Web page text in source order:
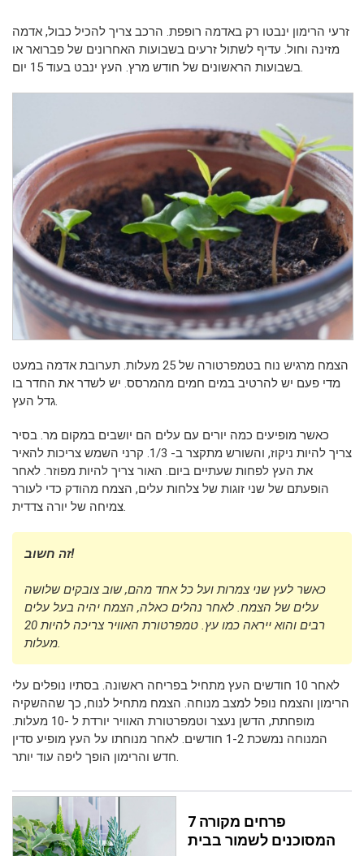
זרעי הרימון ינבטו רק באדמה רופפת. הרכב צריך להכיל כבול, אדמה
מזינה וחול. עדיף לשתול זרעים בשבועות האחרונים של פברואר או
בשבועות הראשונים של חודש מרץ. העץ ינבט בעוד 15 יום.
הצמח מרגיש נוח בטמפרטורה של 25 מעלות. תערובת אדמה במעט
מדי פעם יש להרטיב במים חמים מהמרסס. יש לשדר את החדר בו
גדל העץ.
כאשר מופיעים כמה יורים עם עלים הם יושבים במקום מר. בסיר
צריך להיות ניקוז, והשורש מתקצר ב- 1/3. קרני השמש צריכות להאיר
את העץ לפחות שעתיים ביום. האור צריך להיות מפוזר. לאחר
הופעתם של שני זוגות של צלחות עלים, הצמח מהודק כדי לעורר
צמיחה של יורה צדדית.
זה חשוב!
כאשר לעץ שני צמרות ועל כל אחד מהם, שוב צובקים שלושה
עלים של הצמח. לאחר נהלים כאלה, הצמח יהיה בעל עלים
רבים והוא ייראה כמו עץ. טמפרטורת האוויר צריכה להיות 20
מעלות.
לאחר 10 חודשים העץ מתחיל בפריחה ראשונה. בסתיו נופלים עלי
הרימון והצמח נופל למצב מנוחה. הצמח מתחיל לנוח, כך שההשקיה
מופחתת, הדשן נעצר וטמפרטורת האוויר יורדת ל -10 מעלות.
המנוחה נמשכת 1-2 חודשים. לאחר מנוחתו על העץ מופיע סדין
חדש והרימון הופך ליפה עוד יותר.
7 פרחים מקורה
המסוכנים לשמור בבית